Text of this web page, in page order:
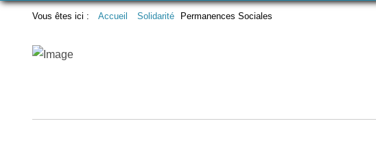
Vous êtes ici : Accueil Solidarité Permanences Sociales